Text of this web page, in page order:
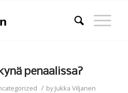
penaalissa?
/ byJukka Viljanen